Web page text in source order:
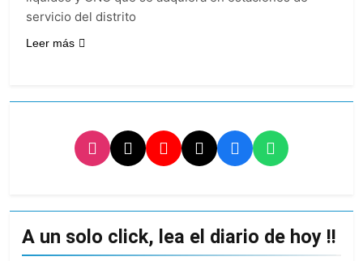
servicio del distrito
Leer más
A un solo click, lea el diario de hoy !!